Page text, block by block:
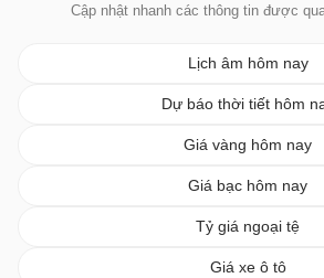
Cập nhật nhanh các thông tin được
Lịch âm hôm nay
Dự báo thời tiết hôm
Giá vàng hôm nay
Giá bạc hôm nay
Tỷ giá ngoại tệ
Giá xe ô tô